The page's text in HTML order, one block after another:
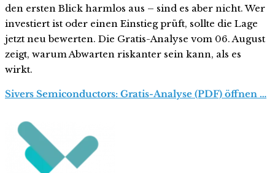
den ersten Blick harmlos aus – sind es aber nicht. Wer
investiert ist oder einen Einstieg prüft, sollte die Lage
jetzt neu bewerten. Die Gratis-Analyse vom 06. August
zeigt, warum Abwarten riskanter sein kann, als es
wirkt.
Sivers Semiconductors: Gratis-Analyse (PDF) öffnen …